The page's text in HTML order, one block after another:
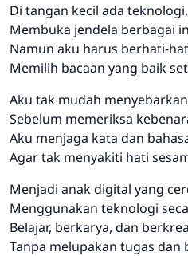
Di tangan kecil ada teknologi,
Membuka jendela berbagai
Namun aku harus berhati-
Memilih bacaan yang baik
Aku tak mudah
Sebelum memeriksa
Aku menjaga kata dan
Agar tak menyakiti hati
Menjadi anak digital yang
Menggunakan teknologi
Belajar, berkarya, dan
Tanpa melupakan tugas dan